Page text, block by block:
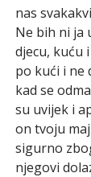
nas
Ne bih ni ja
djecu, kuću
po kući i ne
kad se
su uvijek i
on tvoju
sigurno
njegovi